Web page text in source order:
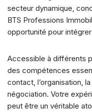
secteur dynamique,
BTS Professions
opportunité pour
Accessible à différents
des compétences
contact, l’organisation,
négociation. Votre
peut être un véritable